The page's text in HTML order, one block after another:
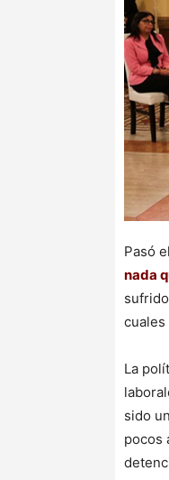
Pasó
nada
cuales
La
sido
pocos